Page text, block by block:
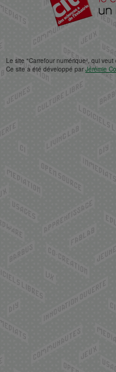
Le site "Carrefour numérique², qui
Ce site a été développé parJérémie